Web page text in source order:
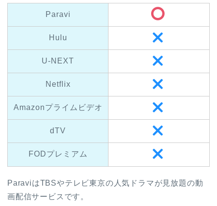
Paravi
Hulu
U-NEXT
Netflix
Amazonプライムビデオ
dTV
FODプレミアム
ParaviはTBSやテレビ東京の人気ドラマが見放題の動
画配信サービスです。